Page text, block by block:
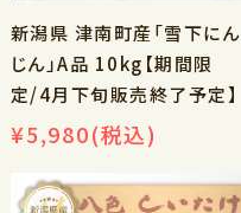
新潟県 津南町産「雪下にん
じん」A品 10kg【期間限
定/4月下旬販売終了予定】
¥5,980(税込)